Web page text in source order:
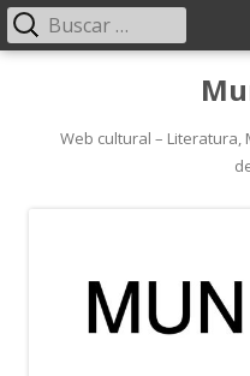
contenidoWeb cultural – Literatura,
Menú
Buscar: